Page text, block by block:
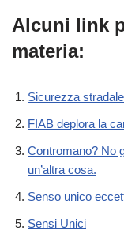
Alcuni link
materia:
Sicurezza
FIAB deplora la
Contromano? No
un’altra cosa.
Senso unico
Sensi Unici